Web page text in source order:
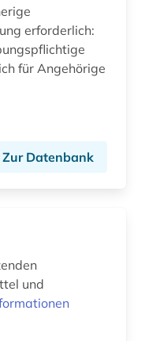
erforderlich:
für Angehörige
Zur Datenbank
und